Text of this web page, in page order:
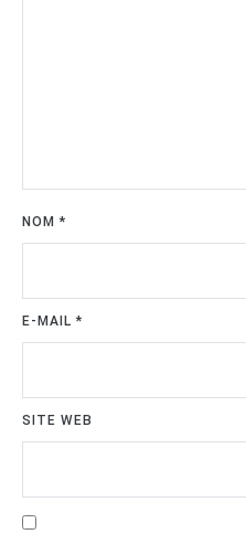
NOM*
E-MAIL*
SITE WEB